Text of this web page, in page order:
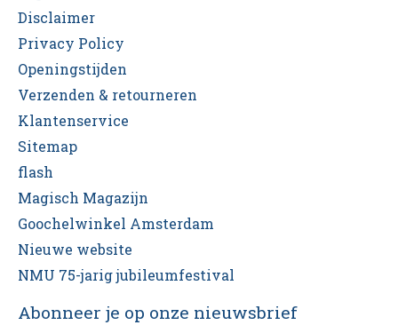
Disclaimer
Privacy Policy
Openingstijden
Verzenden & retourneren
Klantenservice
Sitemap
flash
Magisch Magazijn
Goochelwinkel Amsterdam
Nieuwe website
NMU 75-jarig jubileumfestival
Abonneer je op onze nieuwsbrief